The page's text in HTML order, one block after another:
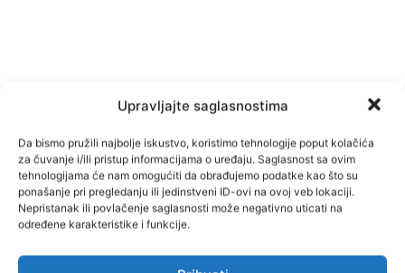
Upravljajte saglasnostima
Da bismo pružili najbolje iskustvo, koristimo tehnologije poput kolačića
za čuvanje i/ili pristup informacijama o uređaju. Saglasnost sa ovim
tehnologijama će nam omogućiti da obrađujemo podatke kao što su
ponašanje pri pregledanju ili jedinstveni ID-ovi na ovoj veb lokaciji.
Nepristanak ili povlačenje saglasnosti može negativno uticati na
određene karakteristike i funkcije.